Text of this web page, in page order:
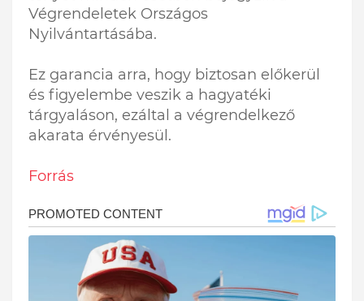
Végrendeletek Országos
Nyilvántartásába.
Ez garancia arra, hogy biztosan előkerül
és figyelembe veszik a hagyatéki
tárgyaláson, ezáltal a végrendelkező
akarata érvényesül.
Forrás